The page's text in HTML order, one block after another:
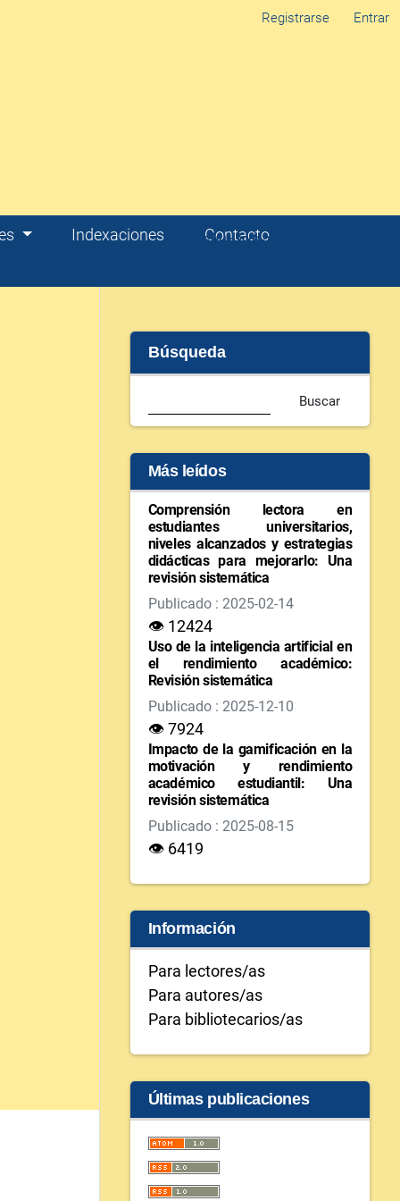
Registrarse Entrar
Indexaciones
Contacto
Búsqueda
Buscar
Más leídos
Comprensión lectora en
estudiantes universitarios,
niveles alcanzados y estrategias
didácticas para mejorarlo: Una
revisión sistemática
Publicado : 2025-02-14
👁 12424
Uso de la inteligencia artificial en
el rendimiento académico:
Revisión sistemática
Publicado : 2025-12-10
👁 7924
Impacto de la gamificación en la
motivación y rendimiento
académico estudiantil: Una
revisión sistemática
Publicado : 2025-08-15
👁 6419
Información
Para lectores/as
Para autores/as
Para bibliotecarios/as
Últimas publicaciones